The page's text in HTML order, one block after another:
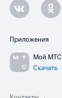
Приложения
Мой МТС
Скачать